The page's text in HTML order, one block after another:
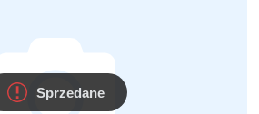
Sprzedane